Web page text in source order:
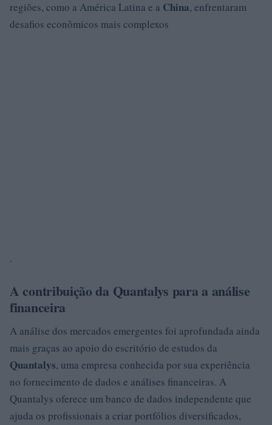
regiões, como a América Latina e a China, enfrentaram
desafios econômicos mais complexos
.
A contribuição da Quantalys para a análise
financeira
A análise dos mercados emergentes foi aprofundada ainda
mais graças ao apoio do escritório de estudos da
Quantalys, uma empresa conhecida por sua experiência
no fornecimento de dados e análises financeiras. A
Quantalys oferece um banco de dados independente que
ajuda os profissionais a criar portfólios diversificados,